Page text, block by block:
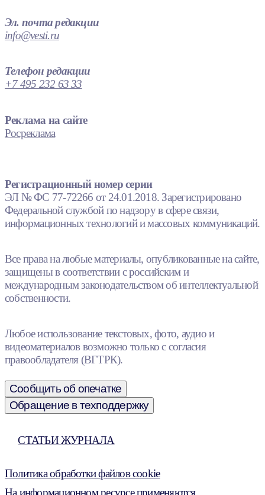
Эл. почта редакции
info@vesti.ru
Телефон редакции
+7 495 232 63 33
Реклама на сайте
Росреклама
Регистрационный номер серии
ЭЛ № ФС 77-72266 от 24.01.2018. Зарегистрировано
Федеральной службой по надзору в сфере связи,
информационных технологий и массовых коммуникаций.
Все права на любые материалы, опубликованные на сайте,
защищены в соответствии с российским и
международным законодательством об интеллектуальной
собственности.
Любое использование текстовых, фото, аудио и
видеоматериалов возможно только с согласия
правообладателя (ВГТРК).
Сообщить об опечатке
Обращение в техподдержку
СТАТЬИ ЖУРНАЛА
Политика обработки файлов cookie
На информационном ресурсе применяются